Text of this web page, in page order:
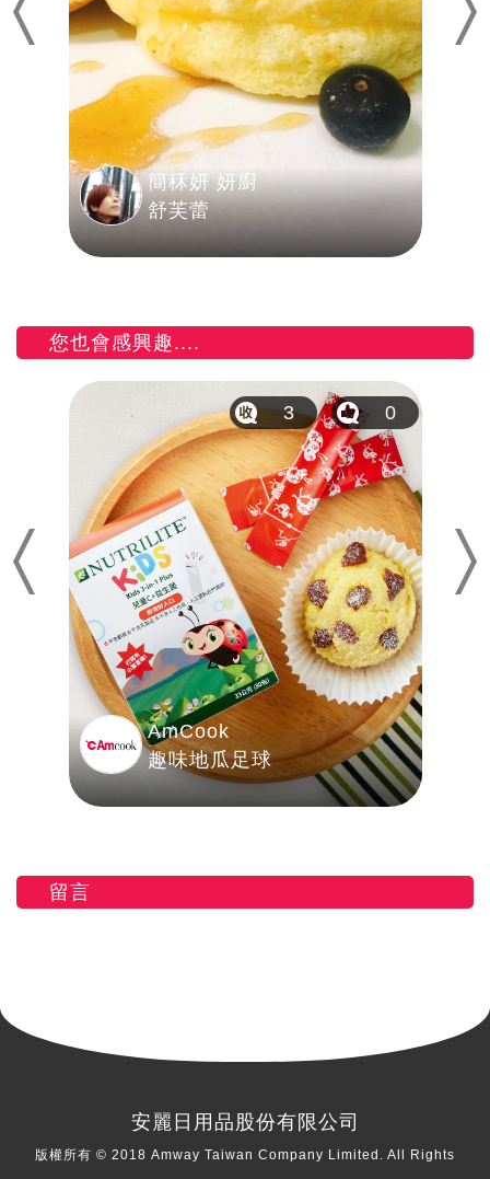
Previous
簡秝妍 妍廚
舒芙蕾
Next
您也會感興趣....
Previous
AmCook
趣味地瓜足球
3 0
Next
留言
安麗日用品股份有限公司
版權所有 © 2018 Amway Taiwan Company Limited. All Rights